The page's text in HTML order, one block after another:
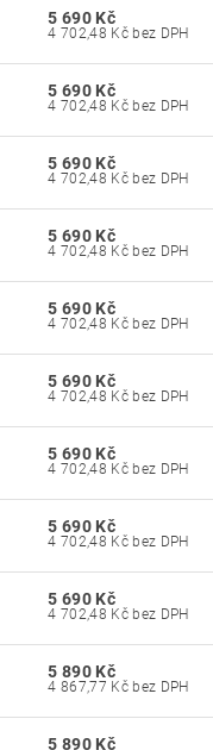
5 690 Kč
4 702,48 Kč bez DPH
5 690 Kč
4 702,48 Kč bez DPH
5 690 Kč
4 702,48 Kč bez DPH
5 690 Kč
4 702,48 Kč bez DPH
5 690 Kč
4 702,48 Kč bez DPH
5 690 Kč
4 702,48 Kč bez DPH
5 690 Kč
4 702,48 Kč bez DPH
5 690 Kč
4 702,48 Kč bez DPH
5 690 Kč
4 702,48 Kč bez DPH
5 890 Kč
4 867,77 Kč bez DPH
5 890 Kč